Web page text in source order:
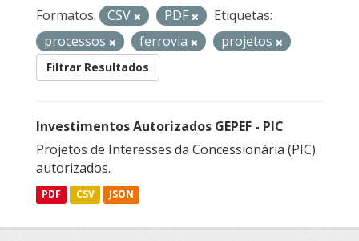
Formatos:
CSV PDF
Etiquetas:
processos
ferrovia projetos
Filtrar Resultados
Investimentos Autorizados GEPEF - PIC
Projetos de Interesses da Concessionária (PIC)
autorizados.
PDF CSV JSON